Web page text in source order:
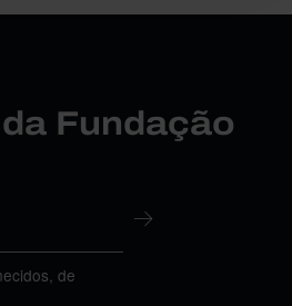
Fundação
de